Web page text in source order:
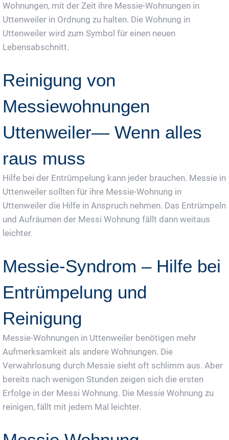
Wohnungen, mit der Zeit ihre Messie-Wohnungen in
Uttenweiler in Ordnung zu halten. Die Wohnung in
Uttenweiler wird zum Symbol für einen neuen
Lebensabschnitt.
Reinigung von
Messiewohnungen
Uttenweiler— Wenn alles
raus muss
Hilfe bei der Entrümpelung kann jeder brauchen. Messie in
Uttenweiler sollten für ihre Messie-Wohnung in
Uttenweiler die Hilfe in Anspruch nehmen. Das Entrümpeln
und Aufräumen der Messi Wohnung fällt dann weitaus
leichter.
Messie-Syndrom – Hilfe bei
Entrümpelung und
Reinigung
Messie-Wohnungen in Uttenweiler benötigen mehr
Aufmerksamkeit als andere Wohnungen. Die
Verwahrlosung durch Messie sieht oft schlimm aus. Aber
bereits nach wenigen Stunden zeigen sich die ersten
Erfolge in der Messi Wohnung. Die Messie Wohnung zu
reinigen, fällt mit jedem Mal leichter.